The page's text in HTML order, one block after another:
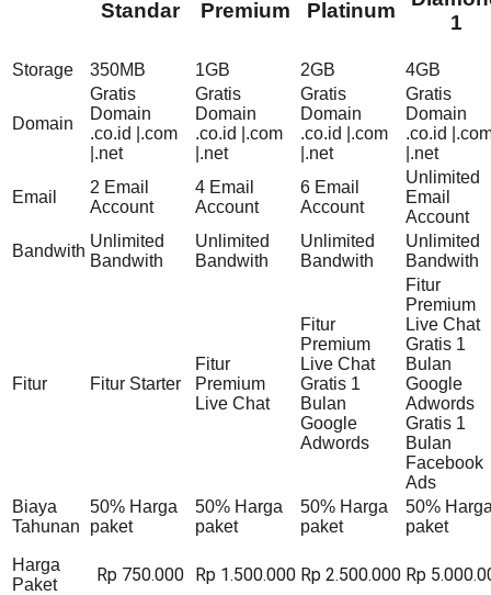
Standar
Premium
Platinum
1
Storage 350MB 1GB 2GB 4GB
Domain
Gratis
Domain
.co.id |.com
|.net
Gratis
Domain
.co.id |.com
|.net
Gratis
Domain
.co.id |.com
|.net
Gratis
Domain
.co.id
|.net
Email
2 Email
Account
4 Email
Account
6 Email
Account
Unlimited
Email
Account
Bandwith
Unlimited
Bandwith
Unlimited
Bandwith
Unlimited
Bandwith
Unlimited
Bandwith
Fitur Fitur Starter
Fitur
Premium
Live Chat
Fitur
Premium
Live Chat
Gratis 1
Bulan
Google
Adwords
Fitur
Premium
Live Chat
Gratis 1
Bulan
Google
Adwords
Gratis 1
Bulan
Facebook
Ads
Biaya
Tahunan
50% Harga
paket
50% Harga
paket
50% Harga
paket
50%
paket
Harga
Paket
Rp 750.000 Rp 1.500.000 Rp 2.500.000 Rp